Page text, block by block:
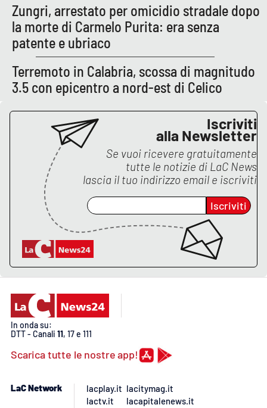
Vibo Valentia
Reggio Calabria
Cosenza
Lamezia Terme
PROGETTI
SPECIALI
Buona Sanità Calabria
CALABRIAVISIONE
Destinazioni
Eventi
Food
Storie
NETWORK
Zungri, arrestato per omicidio stradale dopo
la morte di Carmelo Purita: era senza
patente e ubriaco
Terremoto in Calabria, scossa di magnitudo
3.5 con epicentro a nord-est di Celico
Iscriviti
alla Newsletter
Se vuoi ricevere gratuitamente
tutte le notizie di LaC News
lascia il tuo indirizzo email e iscriviti
Iscriviti
In onda su:
DTT - Canali 11, 17 e 111
Scarica tutte le nostre app!
LaC Network
lacplay.it
lactv.it
lacitymag.it
lacapitalenews.it